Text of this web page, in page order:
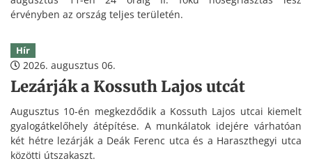
érvényben az ország teljes területén.
Hír
2026. augusztus 06.
Lezárják a Kossuth Lajos utcát
Augusztus 10-én megkezdődik a Kossuth Lajos utcai kiemelt
gyalogátkelőhely átépítése. A munkálatok idejére várhatóan
két hétre lezárják a Deák Ferenc utca és a Haraszthegyi utca
közötti útszakaszt.